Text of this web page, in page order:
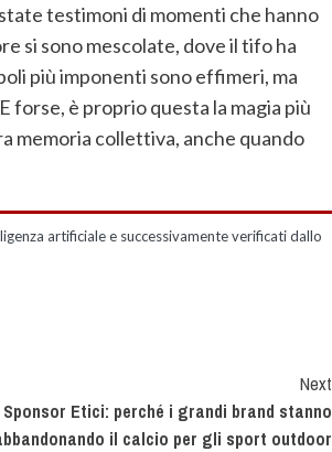
testimoni di momenti che hanno
si sono mescolate, dove il tifo ha
più imponenti sono effimeri, ma
forse, è proprio questa la magia più
memoria collettiva, anche quando
artificiale e successivamente verificati dallo
Next
Sponsor Etici: perché i grandi brand stanno
il calcio per gli sport outdoor